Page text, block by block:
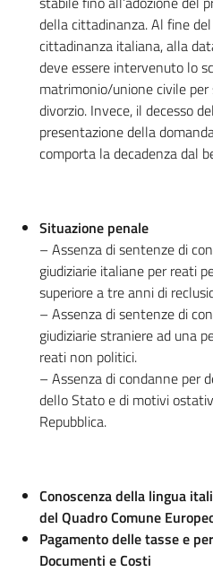
della cittadinanza. Al fine
cittadinanza italiana, alla
deve essere intervenuto lo
matrimonio/unione civile
divorzio. Invece, il decesso
presentazione della
comporta la decadenza dal
Situazione penale
– Assenza di sentenze di
giudiziarie italiane per reati
superiore a tre anni di
– Assenza di sentenze di
giudiziarie straniere ad una
reati non politici.
– Assenza di condanne per
dello Stato e di motivi
Repubblica.
Conoscenza della lingua
del Quadro Comune
Pagamento delle tasse e
Documenti e Costi